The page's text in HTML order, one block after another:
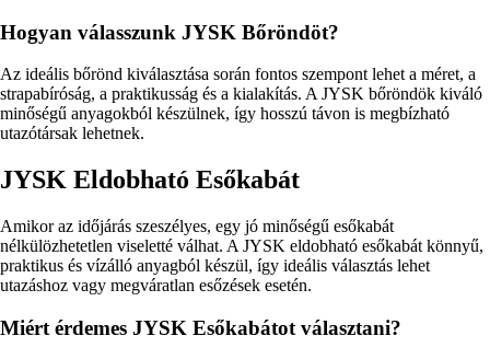
Hogyan válasszunk JYSK Bőröndöt?
Az ideális bőrönd kiválasztása során fontos szempont lehet a méret, a
strapabíróság, a praktikusság és a kialakítás. A JYSK bőröndök kiváló
minőségű anyagokból készülnek, így hosszú távon is megbízható
utazótársak lehetnek.
JYSK Eldobható Esőkabát
Amikor az időjárás szeszélyes, egy jó minőségű esőkabát
nélkülözhetetlen viseletté válhat. A JYSK eldobható esőkabát könnyű,
praktikus és vízálló anyagból készül, így ideális választás lehet
utazáshoz vagy megváratlan esőzések esetén.
Miért érdemes JYSK Esőkabátot választani?